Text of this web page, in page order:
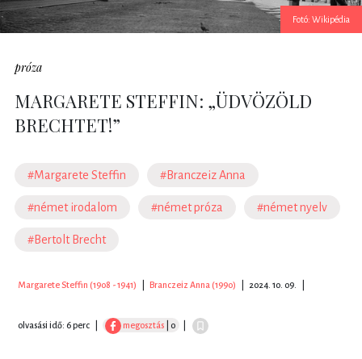
Fotó: Wikipédia
próza
MARGARETE STEFFIN: „ÜDVÖZÖLD
BRECHTET!”
#Margarete Steffin #Branczeiz Anna
#német irodalom #német próza #német nyelv
#Bertolt Brecht
Margarete Steffin (1908 - 1941) Branczeiz Anna (1990) 2024. 10. 09.
olvasási idő: 6 perc megosztás | 0